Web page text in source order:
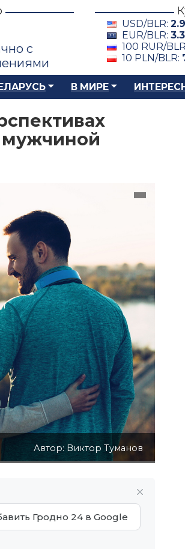
с
USD/BLR:
EUR/BLR:
100 RUR/
10 PLN/BLR:
В МИРЕ
Автор: Виктор Туманов
Гродно 24 в Google